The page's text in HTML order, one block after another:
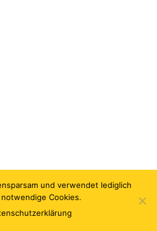
und verwendet lediglich
Cookies.